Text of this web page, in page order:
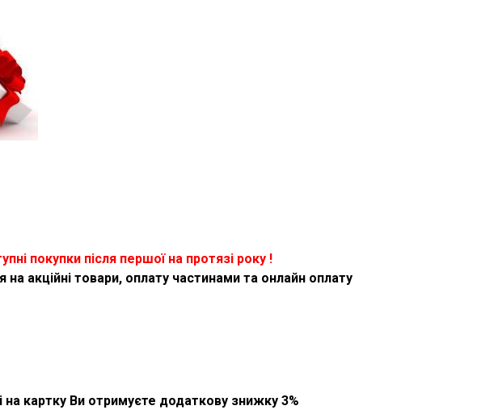
покупки після першої на протязі року !
акційні товари, оплату частинами та онлайн оплату
на картку Ви отримуєте додаткову знижку 3%